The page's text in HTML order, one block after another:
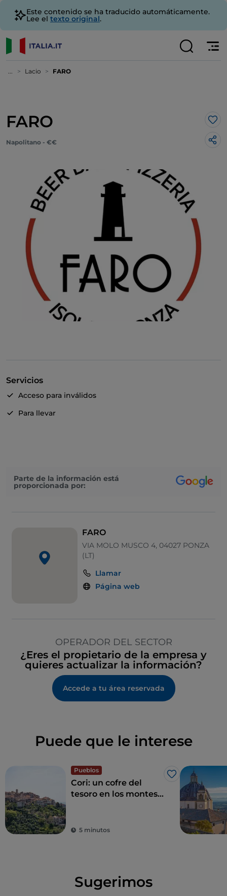
Este contenido se ha traducido automáticamente.
Lee el texto original.
... Lacio FARO
FARO Me
Napolitano - €€
Servicios
Acceso para inválidos
Para llevar
Parte de la información está
proporcionada por:
FARO
VIA MOLO MUSCO 4, 04027 PONZA
(LT)
Llamar
Página web
OPERADOR DEL SECTOR
¿Eres el propietario de la empresa y
quieres actualizar la información?
Accede a tu área reservada
Puede que le interese
Pueblos
Me gusta
Cori: un cofre del
tesoro en los montes
5 minutos
Sugerimos